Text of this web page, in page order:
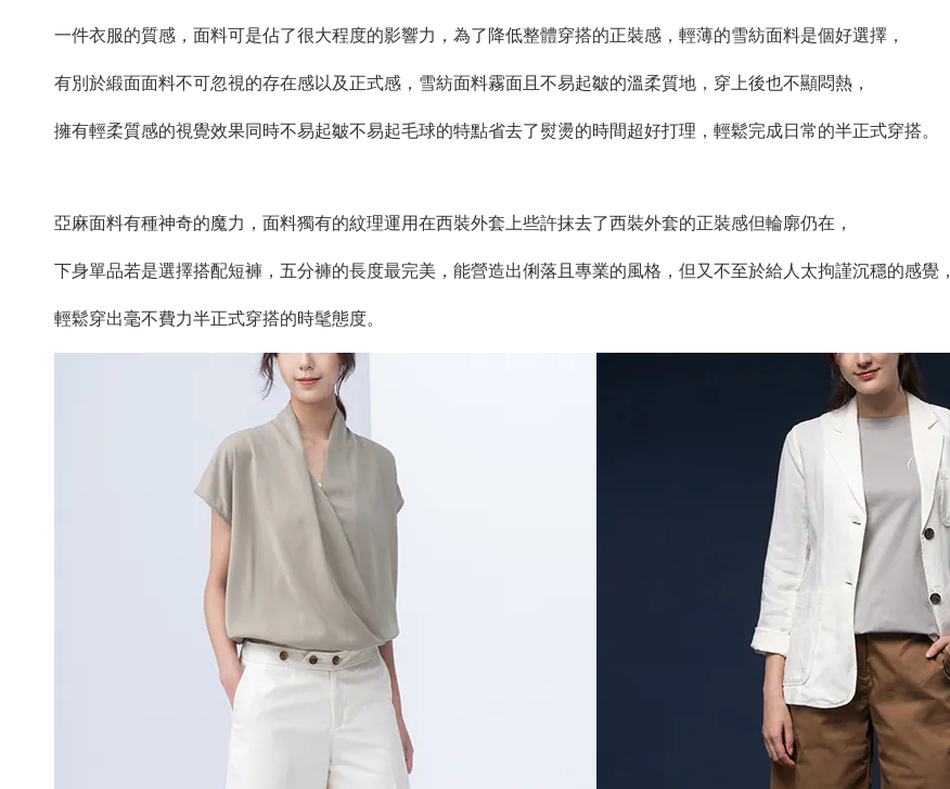
一件衣服的質感，面料可是佔了很大程度的影響力，為了降低整體穿搭的正裝感，輕薄的雪紡面料是個好選擇，
有別於緞面面料不可忽視的存在感以及正式感，雪紡面料霧面且不易起皺的溫柔質地，穿上後也不顯悶熱，
擁有輕柔質感的視覺效果同時不易起皺不易起毛球的特點省去了熨燙的時間超好打理，輕鬆完成日常的半正式穿搭。
亞麻面料有種神奇的魔力，面料獨有的紋理運用在西裝外套上些許抹去了西裝外套的正裝感但輪廓仍在，
下身單品若是選擇搭配短褲，五分褲的長度最完美，能營造出俐落且專業的風格，但又不至於給人太拘謹沉穩的感覺，
輕鬆穿出毫不費力半正式穿搭的時髦態度。